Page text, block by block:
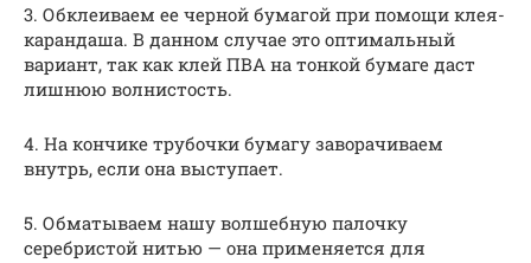
3. Обклеиваем ее черной бумагой при помощи клея-
карандаша. В данном случае это оптимальный
вариант, так как клей ПВА на тонкой бумаге даст
лишнюю волнистость.
4. На кончике трубочки бумагу заворачиваем
внутрь, если она выступает.
5. Обматываем нашу волшебную палочку
серебристой нитью — она применяется для